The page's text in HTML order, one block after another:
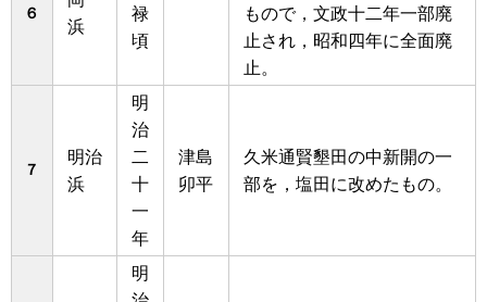
６
浜
禄
頃
もので，文政十二年一部廃
止され，昭和四年に全面廃
止。
７
明治
浜
明
治
二
十
一
年
津島
卯平
久米通賢墾田の中新開の一
部を，塩田に改めたもの。
明